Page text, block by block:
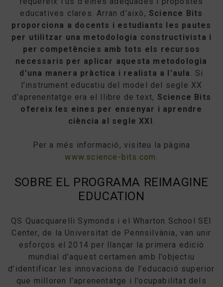
educatives clares. Arran d’això, Science Bits
proporciona a docents i estudiants les pautes
per utilitzar una metodologia constructivista i
per competències amb tots els recursos
necessaris per aplicar aquesta metodologia
d’una manera pràctica i realista a l’aula . Si
l’instrument educatiu del model del segle XX
d’aprenentatge era el llibre de text, Science Bits
ofereix les eines per ensenyar i aprendre
ciència al segle XXI.
Per a més informació, visiteu la pàgina
www.science-bits.com.
SOBRE EL PROGRAMA REIMAGINE
EDUCATION
QS Quacquarelli Symonds i el Wharton School SEI
Center, de la Universitat de Pennsilvània, van unir
esforços el 2014 per llançar la primera edició
mundial d’aquest certamen amb l’objectiu
d’identificar les innovacions de l’educació superior
que milloren l’aprenentatge i l’ocupabilitat dels